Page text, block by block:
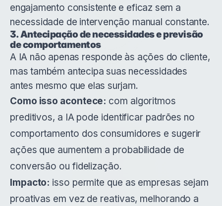
engajamento consistente e eficaz sem a
necessidade de intervenção manual constante.
3. Antecipação de necessidades e previsão
de comportamentos
A IA não apenas responde às ações do cliente,
mas também antecipa suas necessidades
antes mesmo que elas surjam.
Como isso acontece: com algoritmos
preditivos, a IA pode identificar padrões no
comportamento dos consumidores e sugerir
ações que aumentem a probabilidade de
conversão ou fidelização.
Impacto: isso permite que as empresas sejam
proativas em vez de reativas, melhorando a